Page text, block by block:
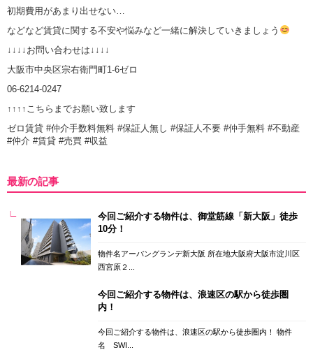
初期費用があまり出せない…
などなど賃貸に関する不安や悩みなど一緒に解決していきましょう
↓↓↓↓お問い合わせは↓↓↓↓
大阪市中央区宗右衛門町1-6ゼロ
06-6214-0247
↑↑↑↑こちらまでお願い致します
ゼロ賃貸 #仲介手数料無料 #保証人無し #保証人不要 #仲手無料 #不動産
#仲介 #賃貸 #売買 #収益
最新の記事
今回ご紹介する物件は、御堂筋線「新大阪」徒歩
10分！
物件名アーバングランデ新大阪 所在地大阪府大阪市淀川区
西宮原２...
今回ご紹介する物件は、浪速区の駅から徒歩圏
内！
今回ご紹介する物件は、浪速区の駅から徒歩圏内！ 物件
名 SWI...